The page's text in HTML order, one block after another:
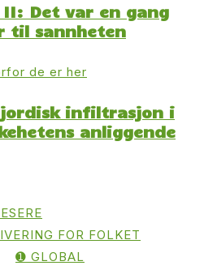
Det var en gang
til sannheten
infiltrasjon i
anliggende
FOR FOLKET
➊ GLOBAL